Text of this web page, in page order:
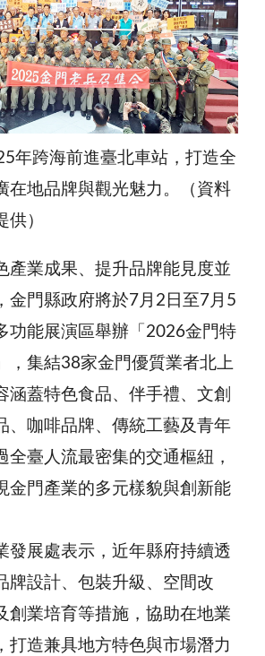
年跨海前進臺北車站，打造全
在地品牌與觀光魅力。（資料
供）
產業成果、提升品牌能見度並
金門縣政府將於7月2日至7月5
功能展演區舉辦「2026金門特
，集結38家金門優質業者北上
涵蓋特色食品、伴手禮、文創
、咖啡品牌、傳統工藝及青年
全臺人流最密集的交通樞紐，
金門產業的多元樣貌與創新能
發展處表示，近年縣府持續透
牌設計、包裝升級、空間改
創業培育等措施，協助在地業
打造兼具地方特色與市場潛力